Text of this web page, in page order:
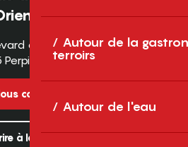
Autour de la
terroirs
Autour de l'eau
des Pyrénées
Cedex
contacter
à la newsletter